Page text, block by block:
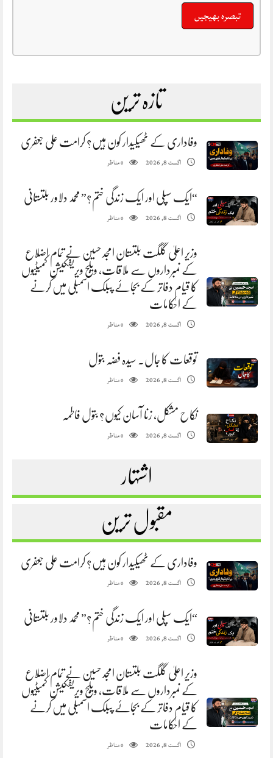
تازہ ترین
وفاداری کے ٹھیکیدار کون ہیں؟ کرامت علی جعفری
اگست 8, 2026 0مناظر
“ایک سپلی اور ایک زندگی ختم؟” محمد دلاور بلتستانی
اگست 8, 2026 0مناظر
وزیر اعلیٰ گلگت بلتستان امجد حسین نے تمام اضلاع
کے نمبرداروں سے ملاقات، ویلج ویریفکیشن کمیٹیوں
کا قیام دفاتر کے بجائے پبلک اسمبلی میں کرنے
کے احکامات
اگست 8, 2026 0مناظر
توقعات کا جال. سیدہ فضہ بتول
اگست 8, 2026 0مناظر
نکاح مشکل، زنا آسان کیوں؟ بتول فاطمہ
اگست 8, 2026 0مناظر
اشتہار
مقبول ترین
وفاداری کے ٹھیکیدار کون ہیں؟ کرامت علی جعفری
اگست 8, 2026 0مناظر
“ایک سپلی اور ایک زندگی ختم؟” محمد دلاور بلتستانی
اگست 8, 2026 0مناظر
وزیر اعلیٰ گلگت بلتستان امجد حسین نے تمام اضلاع
کے نمبرداروں سے ملاقات، ویلج ویریفکیشن کمیٹیوں
کا قیام دفاتر کے بجائے پبلک اسمبلی میں کرنے
کے احکامات
اگست 8, 2026 0مناظر